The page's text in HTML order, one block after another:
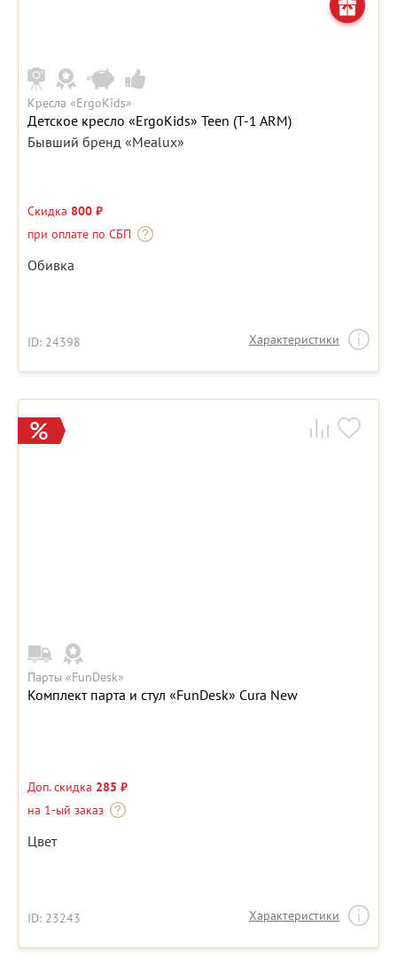
Кресла «ErgoKids»
Детское кресло «ErgoKids» Teen (T-1 ARM)
Бывший бренд «Mealux»
Скидка 800 ₽
при оплате по СБП
Обивка
ID: 24398 Характеристики
Парты «FunDesk»
Комплект парта и стул «FunDesk» Cura New
Доп. скидка 285 ₽
на 1-ый заказ
Цвет
ID: 23243 Характеристики